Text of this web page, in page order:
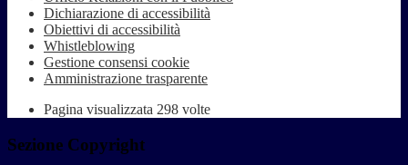
Dichiarazione di accessibilità
Obiettivi di accessibilità
Whistleblowing
Gestione consensi cookie
Amministrazione trasparente
Pagina visualizzata 298 volte
Sezione Copyright